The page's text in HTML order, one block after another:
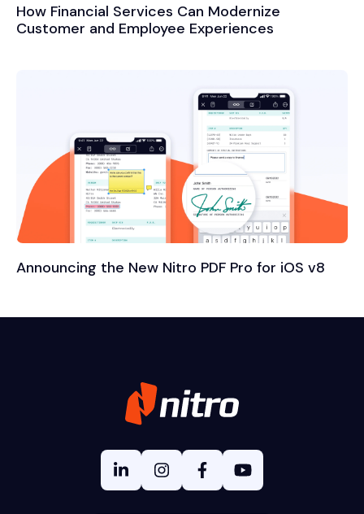
How Financial Services Can Modernize
Customer and Employee Experiences
Announcing the New Nitro PDF Pro for iOS v8